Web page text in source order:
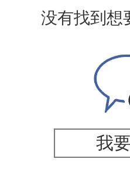
没有找到想
我